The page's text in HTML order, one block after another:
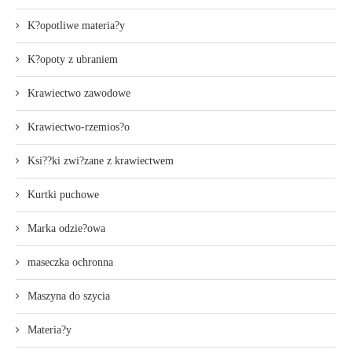
K?opotliwe materia?y
K?opoty z ubraniem
Krawiectwo zawodowe
Krawiectwo-rzemios?o
Ksi??ki zwi?zane z krawiectwem
Kurtki puchowe
Marka odzie?owa
maseczka ochronna
Maszyna do szycia
Materia?y